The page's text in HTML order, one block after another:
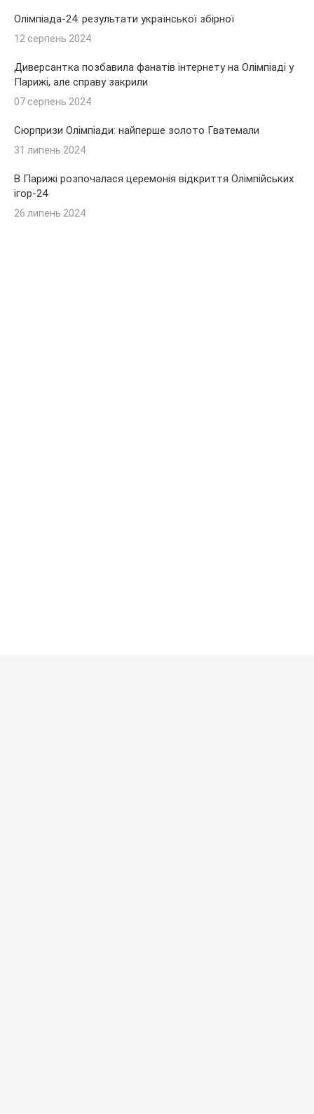
Олімпіада-24: результати української збірної
12 серпень 2024
Диверсантка позбавила фанатів інтернету на Олімпіаді у
Парижі, але справу закрили
07 серпень 2024
Сюрпризи Олімпіади: найперше золото Гватемали
31 липень 2024
В Парижі розпочалася церемонія відкриття Олімпійських
ігор-24
26 липень 2024